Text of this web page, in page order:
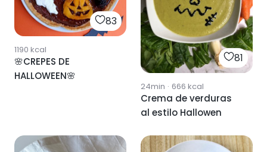
83
1190 kcal
🌸CREPES DE
HALLOWEEN🌸
81
24min · 666 kcal
Crema de verduras
al estilo Hallowen